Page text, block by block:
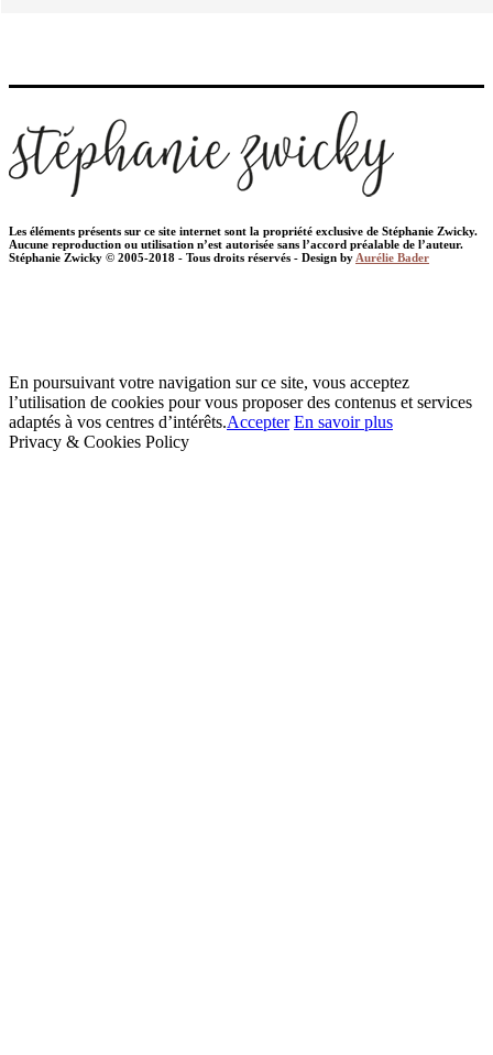
Les éléments présents sur ce site internet sont la propriété exclusive de Stéphanie Zwicky.
Aucune reproduction ou utilisation n’est autorisée sans l’accord préalable de l’auteur.
Stéphanie Zwicky © 2005-2018 - Tous droits réservés - Design by Aurélie Bader
En poursuivant votre navigation sur ce site, vous acceptez
l’utilisation de cookies pour vous proposer des contenus et services
adaptés à vos centres d’intérêts.Accepter En savoir plus
Privacy & Cookies Policy